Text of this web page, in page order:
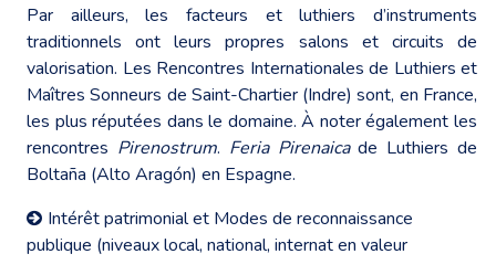
Par ailleurs, les facteurs et luthiers d’instruments
traditionnels ont leurs propres salons et circuits de
valorisation. Les Rencontres Internationales de Luthiers et
Maîtres Sonneurs de Saint-Chartier (Indre) sont, en France,
les plus réputées dans le domaine. À noter également les
rencontres Pirenostrum. Feria Pirenaicade Luthiers de
Boltaña (Alto Aragón) en Espagne.
Intérêt patrimonial et Modes de reconnaissance
publique (niveaux local, national, internat en valeur